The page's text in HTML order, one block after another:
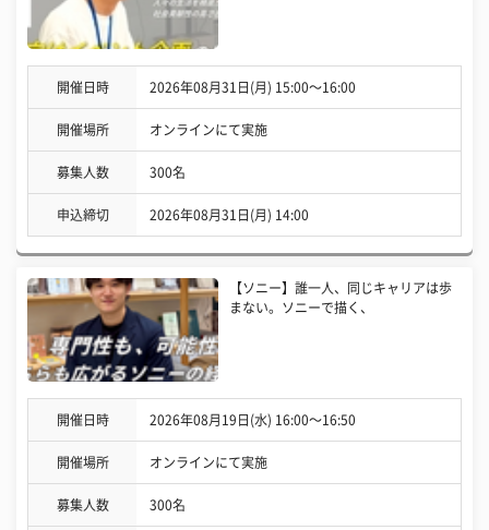
開催日時 2026年08月31日(月) 15:00〜16:00
開催場所 オンラインにて実施
募集人数 300名
申込締切 2026年08月31日(月) 14:00
【ソニー】誰一人、同じキャリアは歩
まない。ソニーで描く、
開催日時 2026年08月19日(水) 16:00〜16:50
開催場所 オンラインにて実施
募集人数 300名